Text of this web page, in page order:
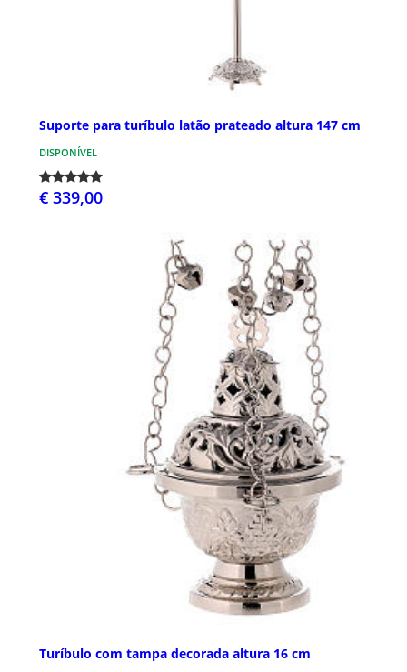
Suporte para turíbulo latão prateado altura 147 cm
DISPONÍVEL
€ 339,00
Turíbulo com tampa decorada altura 16 cm